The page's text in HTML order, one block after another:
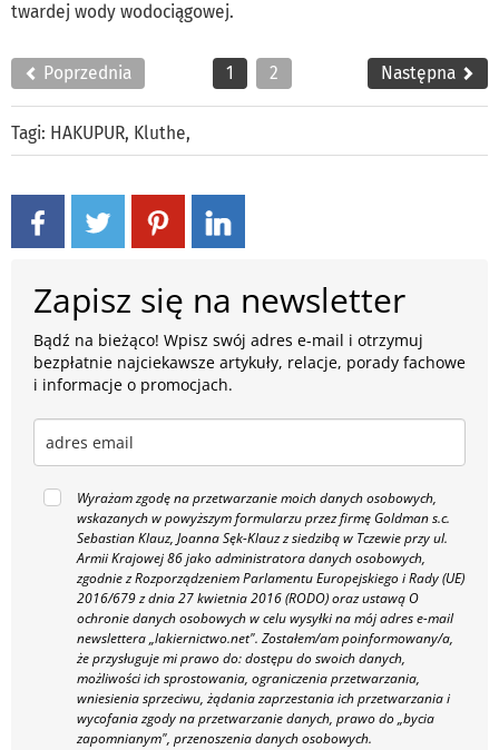
twardej wody wodociągowej.
Poprzednia 1 2 Następna
Tagi: HAKUPUR, Kluthe,
Zapisz się na newsletter
Bądź na bieżąco! Wpisz swój adres e-mail i otrzymuj
bezpłatnie najciekawsze artykuły, relacje, porady fachowe
i informacje o promocjach.
Wyrażam zgodę na przetwarzanie moich danych osobowych,
wskazanych w powyższym formularzu przez firmę Goldman s.c.
Sebastian Klauz, Joanna Sęk-Klauz z siedzibą w Tczewie przy ul.
Armii Krajowej 86 jako administratora danych osobowych,
zgodnie z Rozporządzeniem Parlamentu Europejskiego i Rady (UE)
2016/679 z dnia 27 kwietnia 2016 (RODO) oraz ustawą O
ochronie danych osobowych w celu wysyłki na mój adres e-mail
newslettera „lakiernictwo.net". Zostałem/am poinformowany/a,
że przysługuje mi prawo do: dostępu do swoich danych,
możliwości ich sprostowania, ograniczenia przetwarzania,
wniesienia sprzeciwu, żądania zaprzestania ich przetwarzania i
wycofania zgody na przetwarzanie danych, prawo do „bycia
zapomnianym", przenoszenia danych osobowych.